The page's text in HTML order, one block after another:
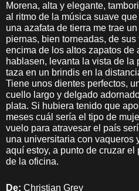
Morena, alta y elegante,
al ritmo de la música suave
una azafata de tierra me trae
piernas, bien torneadas, de
encima de los altos zapatos de
hablasen, levanta la vista de la
taza en un brindis en la
Tiene unos dientes perfectos,
cuello largo y delgado
plata. Si hubiera tenido que
meses cuál sería el tipo de
vuelo para atravesar el país
una universitaria con vaqueros
aquí estoy, a punto de cruzar
de la oficina.
De: Christian Grey